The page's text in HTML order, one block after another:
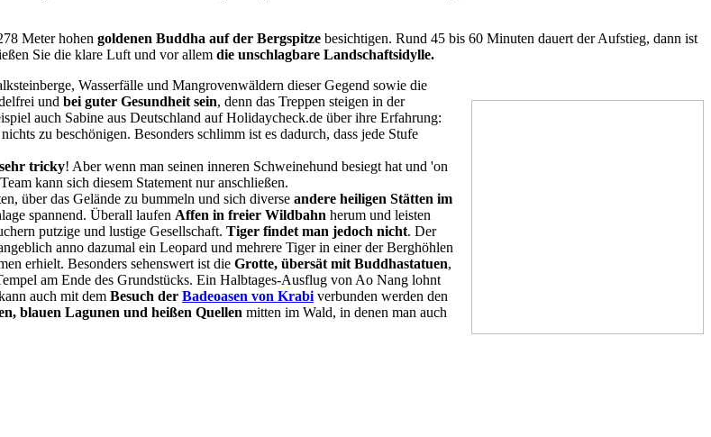
Meter hohen goldenen Buddha auf der Bergspitze besichtigen. Rund 45 bis 60 Minuten dauert der Aufstieg, dann ist
Sie die klare Luft und vor allem die unschlagbare Landschaftsidylle.
Wasserfälle und Mangrovenwäldern dieser Gegend sowie die
und bei guter Gesundheit sein, denn das Treppen steigen in der
auch Sabine aus Deutschland auf Holidaycheck.de über ihre Erfahrung:
zu beschönigen. Besonders schlimm ist es dadurch, dass jede Stufe
tricky! Aber wenn man seinen inneren Schweinehund besiegt hat und 'on
kann sich diesem Statement nur anschließen.
über das Gelände zu bummeln und sich diverse andere heiligen Stätten im
spannend. Überall laufen Affen in freier Wildbahn herum und leisten
putzige und lustige Gesellschaft. Tiger findet man jedoch nicht. Der
anno dazumal ein Leopard und mehrere Tiger in einer der Berghöhlen
erhielt. Besonders sehenswert ist die Grotte, übersät mit Buddhastatuen,
am Ende des Grundstücks. Ein Halbtages-Ausflug von Ao Nang lohnt
auch mit dem Besuch der Badeoasen von Krabi verbunden werden den
blauen Lagunen und heißen Quellen mitten im Wald, in denen man auch